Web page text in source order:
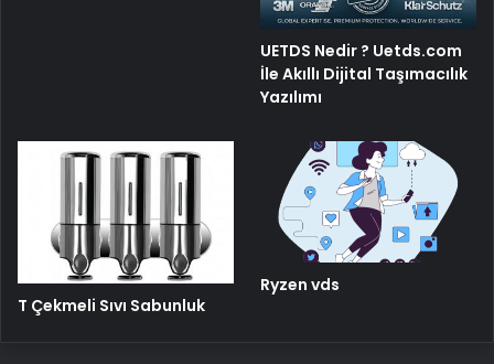
UETDS Nedir ? Uetds.com
İle Akıllı Dijital Taşımacılık
Yazılımı
T Çekmeli Sıvı Sabunluk
Ryzen vds